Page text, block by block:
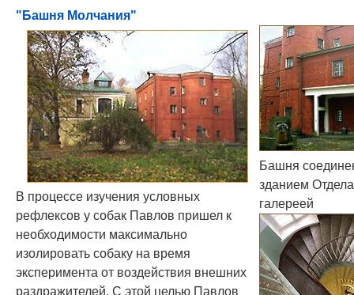
"Башня Молчания"
В процессе изучения условных
рефлексов у собак Павлов пришел к
необходимости максимально
изолировать собаку на время
эксперимента от воздействия внешних
раздражителей. С этой целью Павлов
Башня
зданием
галереей